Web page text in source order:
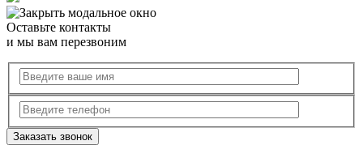
Оставьте контакты
и мы вам перезвоним